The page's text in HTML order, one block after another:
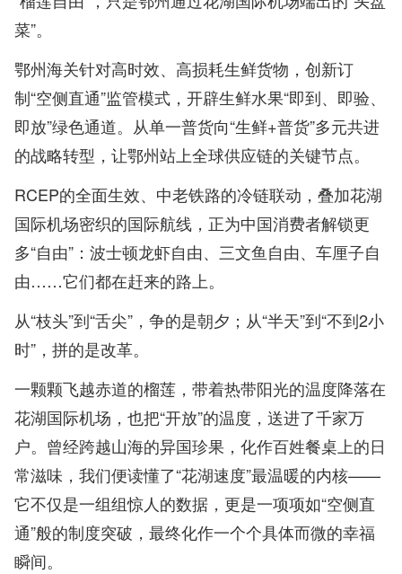
菜”。
鄂州海关针对高时效、高损耗生鲜货物，创新订
制“空侧直通”监管模式，开辟生鲜水果“即到、即验、
即放”绿色通道。从单一普货向“生鲜+普货”多元共进
的战略转型，让鄂州站上全球供应链的关键节点。
RCEP的全面生效、中老铁路的冷链联动，叠加花湖
国际机场密织的国际航线，正为中国消费者解锁更
多“自由”：波士顿龙虾自由、三文鱼自由、车厘子自
由……它们都在赶来的路上。
从“枝头”到“舌尖”，争的是朝夕；从“半天”到“不到2小
时”，拼的是改革。
一颗颗飞越赤道的榴莲，带着热带阳光的温度降落在
花湖国际机场，也把“开放”的温度，送进了千家万
户。曾经跨越山海的异国珍果，化作百姓餐桌上的日
常滋味，我们便读懂了“花湖速度”最温暖的内核——
它不仅是一组组惊人的数据，更是一项项如“空侧直
通”般的制度突破，最终化作一个个具体而微的幸福
瞬间。